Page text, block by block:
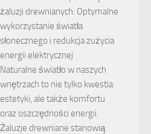
żaluzji drewnianych: Optymalne
wykorzystanie światła
słonecznego i redukcja zużycia
energii elektrycznej
Naturalne światło w naszych
wnętrzach to nie tylko kwestia
estetyki, ale także komfortu
oraz oszczędności energii.
Żaluzje drewniane stanowią